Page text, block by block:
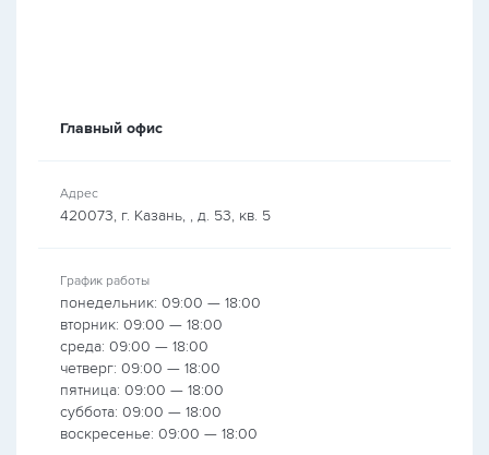
Главный офис
Адрес
420073, г. Казань, , д. 53, кв. 5
График работы
понедельник: 09:00 — 18:00
вторник: 09:00 — 18:00
среда: 09:00 — 18:00
четверг: 09:00 — 18:00
пятница: 09:00 — 18:00
суббота: 09:00 — 18:00
воскресенье: 09:00 — 18:00